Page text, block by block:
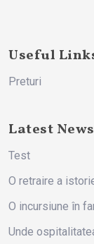
Useful
Preturi
Latest News
Test
O retraire a
O incursiune în
Unde